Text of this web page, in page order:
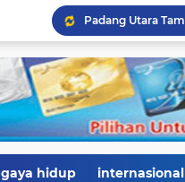
gaya hidup internasional